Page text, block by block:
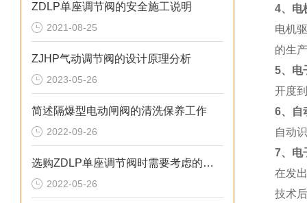
ZDLP单座调节阀的安全施工说明
2021-08-25
ZJHP气动调节阀的设计原理分析
2023-05-26
简述隔爆型电动闸阀的清洗保养工作
2022-09-26
选购ZDLP单座调节阀时需要考虑的条件分享
2022-05-26
4、电
电机
的生
5、电
开度
6、自
自动
7、电
在发
技术